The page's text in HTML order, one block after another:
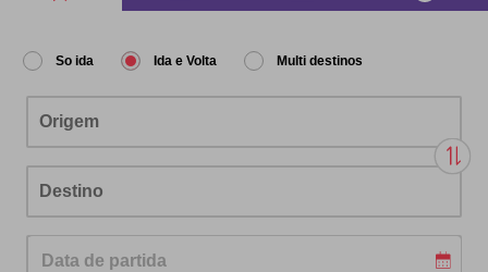
So ida Ida e Volta Multi destinos
Origem
Destino